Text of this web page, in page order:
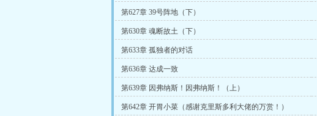
第627章 39号阵地（下）
第630章 魂断故土（下）
第633章 孤独者的对话
第636章 达成一致
第639章 因弗纳斯！因弗纳斯！（上）
第642章 开胃小菜（感谢克里斯多利大佬的万赏！）